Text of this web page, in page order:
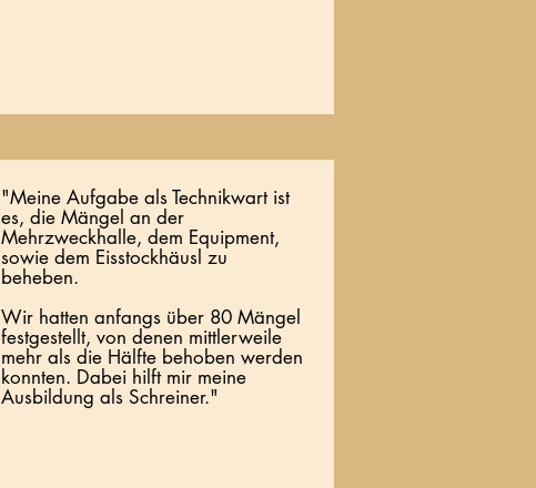
"Meine Aufgabe als Technikwart ist
es, die Mängel an der
Mehrzweckhalle, dem Equipment,
sowie dem Eisstockhäusl zu
beheben.
Wir hatten anfangs über 80 Mängel
festgestellt, von denen mittlerweile
mehr als die Hälfte behoben werden
konnten. Dabei hilft mir meine
Ausbildung als Schreiner."